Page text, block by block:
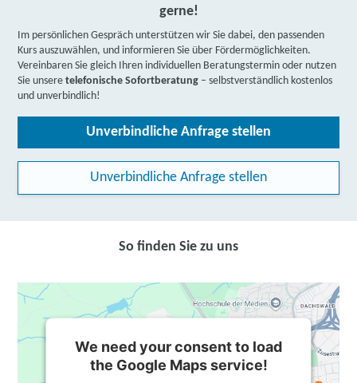
gerne!
Im persönlichen Gespräch unterstützen wir Sie dabei, den passenden
Kurs auszuwählen, und informieren Sie über Fördermöglichkeiten.
Vereinbaren Sie gleich Ihren individuellen Beratungstermin oder nutzen
Sie unseretelefonische Sofortberatung – selbstverständlich kostenlos
und unverbindlich!
Unverbindliche Anfrage stellen
Unverbindliche Anfrage stellen
So finden Sie zu uns
We need your consent to load
the Google Maps service!